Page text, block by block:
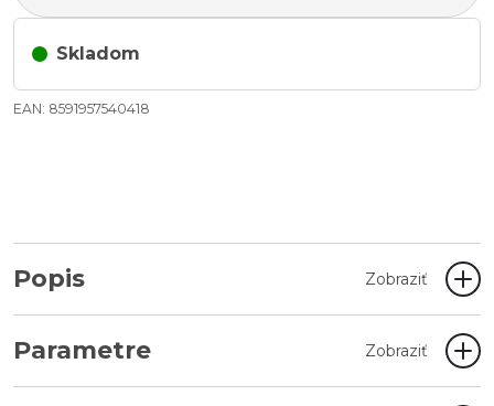
Skladom
EAN: 8591957540418
Popis Zobraziť
Parametre Zobraziť